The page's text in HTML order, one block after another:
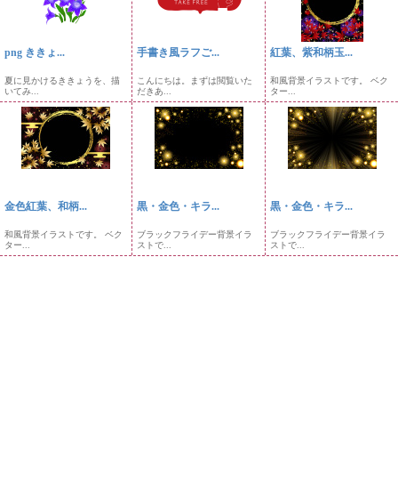
png ききょ...
夏に見かけるききょうを、描
いてみ...
手書き風ラフご...
こんにちは。まずは閲覧いた
だきあ...
紅葉、紫和柄玉...
和風背景イラストです。 ベク
ター...
金色紅葉、和柄...
和風背景イラストです。 ベク
ター...
黒・金色・キラ...
ブラックフライデー背景イラ
ストで...
黒・金色・キラ...
ブラックフライデー背景イラ
ストで...